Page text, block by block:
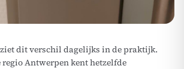
dit verschil dagelijks in de praktijk.
Antwerpen kent hetzelfde